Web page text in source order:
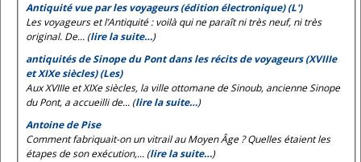
Antiquité vue par les voyageurs (édition électronique) (L')
Les voyageurs et l’Antiquité : voilà qui ne paraît ni très neuf, ni très
original. De... (lire la suite…)
antiquités de Sinope du Pont dans les récits de voyageurs (XVIIIe
et XIXe siècles) (Les)
Aux XVIIIe et XIXe siècles, la ville ottomane de Sinoub, ancienne Sinope
du Pont, a accueilli de... (lire la suite…)
Antoine de Pise
Comment fabriquait-on un vitrail au Moyen Âge ? Quelles étaient les
étapes de son exécution,... (lire la suite…)